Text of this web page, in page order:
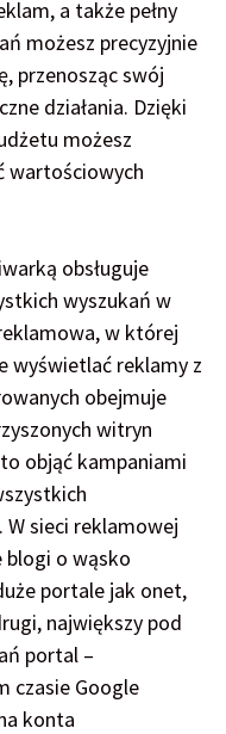
a także pełny
możesz precyzyjnie
przenosząc swój
działania. Dzięki
możesz
wartościowych
obsługuje
wyszukań w
w której
wyświetlać reklamy z
obejmuje
witryn
objąć kampaniami
sieci reklamowej
blogi o wąsko
portale jak onet,
największy pod
portal –
czasie Google
konta